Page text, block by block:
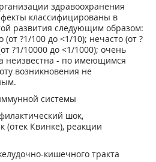
здравоохранения
классифицированы в
развития следующим образом:
(от ?1/100 до <1/10); нечасто (от ?
?1/10000 до <1/1000); очень
неизвестна - по имеющимся
возникновения не
системы
шок,
(отек Квинке), реакции
кишечного тракта